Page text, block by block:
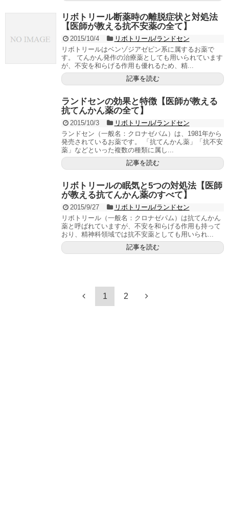
リボトリール断薬時の離脱症状と対処法
【医師が教える抗不安薬の全て】
2015/10/4
リボトリール/ランドセン
リボトリールはベンゾジアゼピン系に属するお薬で
す。 てんかん発作の治療薬としても用いられています
が、不安を和らげる作用も優れるため、精...
記事を読む
ランドセンの効果と特徴【医師が教える
抗てんかん薬の全て】
2015/10/3
リボトリール/ランドセン
ランドセン（一般名：クロナゼパム）は、1981年から
発売されているお薬です。 「抗てんかん薬」「抗不安
薬」などといった複数の種類に属し...
記事を読む
リボトリールの眠気と5つの対処法【医師
が教える抗てんかん薬のすべて】
2015/9/27
リボトリール/ランドセン
リボトリール（一般名：クロナゼパム）は抗てんかん
薬と呼ばれていますが、不安を和らげる作用も持って
おり、精神科領域では抗不安薬としても用いられ...
記事を読む
1 2